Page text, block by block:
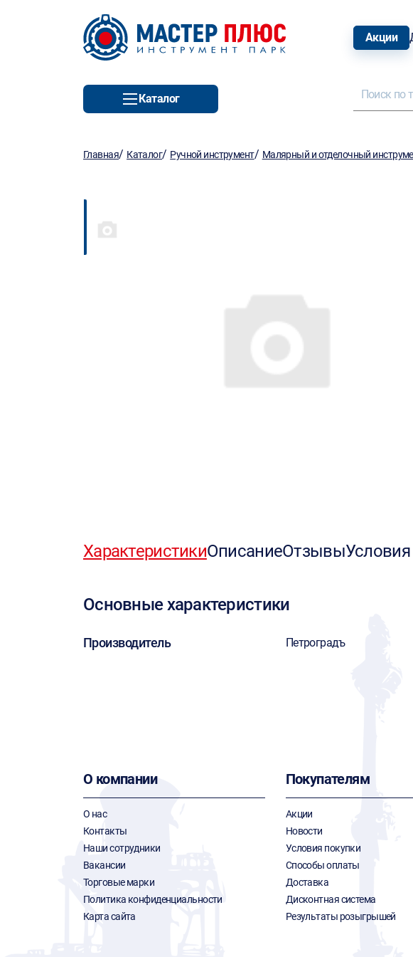
Акции
Каталог
Главная/ Каталог/ Ручной инструмент/ Малярный и отделочный
ХарактеристикиОписаниеОтзывы
Основные характеристики
Производитель Петроградъ
О компании
О нас
Контакты
Наши сотрудники
Вакансии
Торговые марки
Политика конфиденциальности
Карта сайта
Покупателям
Акции
Новости
Условия покупки
Способы оплаты
Доставка
Дисконтная система
Результаты розыгрышей